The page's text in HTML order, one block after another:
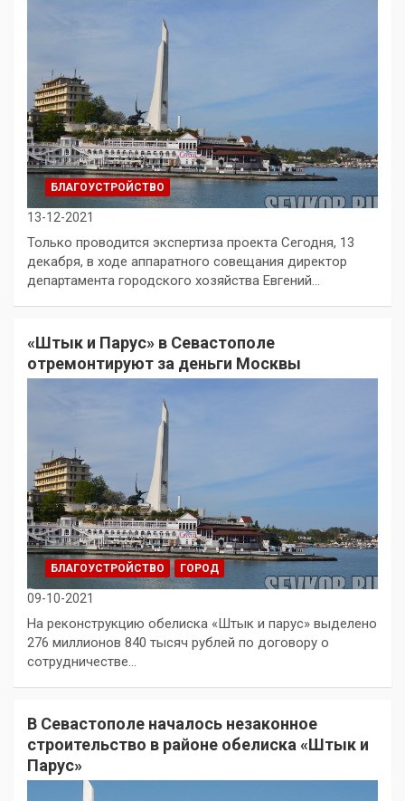
БЛАГОУСТРОЙСТВО
13-12-2021
Только проводится экспертиза проекта Сегодня, 13
декабря, в ходе аппаратного совещания директор
департамента городского хозяйства Евгений…
«Штык и Парус» в Севастополе
отремонтируют за деньги Москвы
БЛАГОУСТРОЙСТВО ГОРОД
09-10-2021
На реконструкцию обелиска «Штык и парус» выделено
276 миллионов 840 тысяч рублей по договору о
сотрудничестве…
В Севастополе началось незаконное
строительство в районе обелиска «Штык и
Парус»